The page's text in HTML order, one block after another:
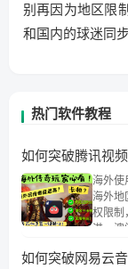
别再因为地区限
和国内的球迷同步
热门软件教程
如何突破腾讯视
海外使
海外地区限制。 当在海外打
权限制，
港、澳
权限制问
如何突破网易云